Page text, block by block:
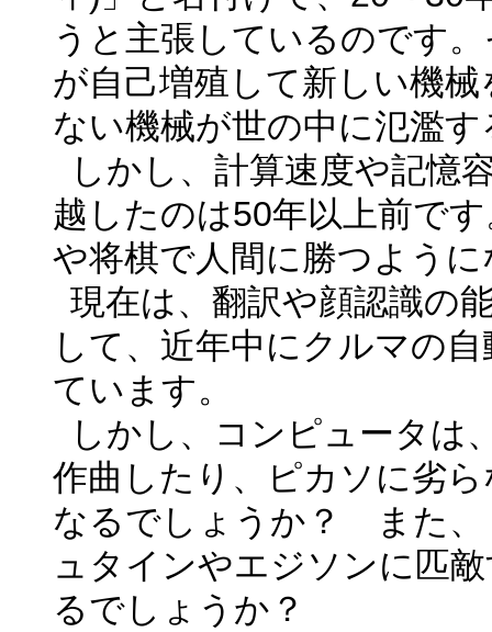
うと主張しているのです
が自己増殖して新しい機
ない機械が世の中に氾濫
しかし、計算速度や記憶
越したのは50年以上前で
や将棋で人間に勝つよう
現在は、翻訳や顔認識の
して、近年中にクルマの
ています。
しかし、コンピュータは
作曲したり、ピカソに劣
なるでしょうか？ また、
ュタインやエジソンに匹
るでしょうか？